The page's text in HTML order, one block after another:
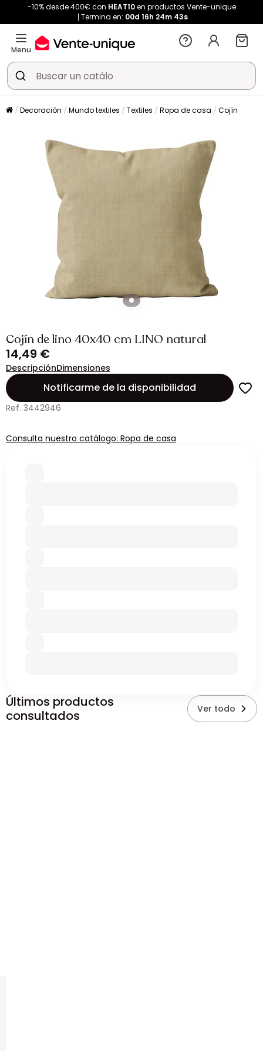
-10% desde 400€ con HEAT10en productos Vente-unique
Termina en: 00d 16h 24m 43s
Menu
Decoración Mundo textiles Textiles Ropa de casa Cojín
Cojín de lino 40x40 cm LINO natural
14,49 €
DescripciónDimensiones
Notificarme de la disponibilidad
Ref. 3442946
Consulta nuestro catálogo: Ropa de casa
Últimos productos
consultados
Ver todo